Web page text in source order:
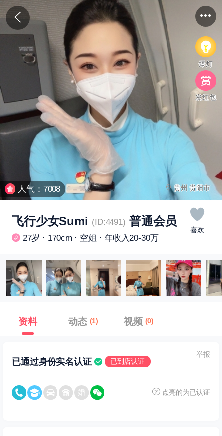
人气：7008 贵州 贵阳市
飞行少女Sumi (ID:4491) 普通会员
27岁 · 170cm · 空姐 · 年收入20-30万
喜欢
资料 动态 (1) 视频 (0)
已通过身份实名认证
举报
已到店认证
点亮的为已认证
爆灯
发红包